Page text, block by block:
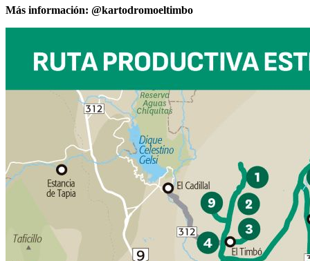
Más información: @kartodromoeltimbo